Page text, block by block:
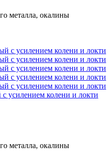
металла, окалины
усилением колени и локти
металла, окалины